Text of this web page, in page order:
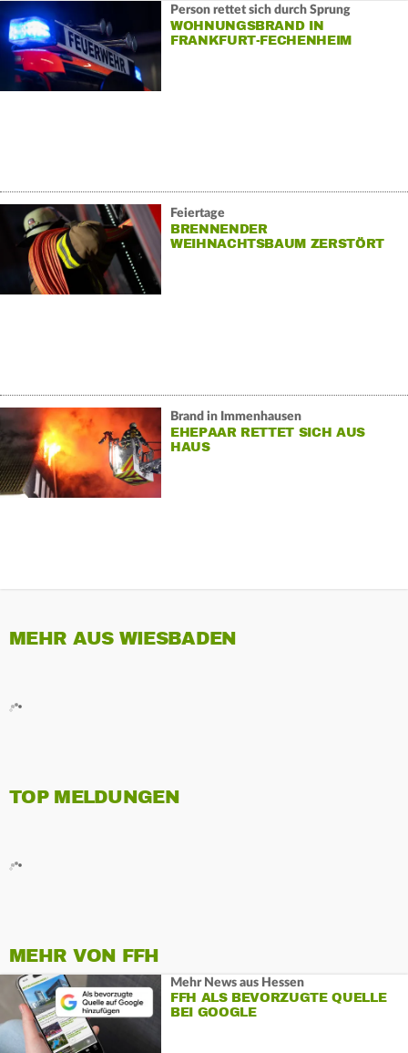
Person rettet sich durch Sprung
WOHNUNGSBRAND IN
FRANKFURT-FECHENHEIM
Feiertage
BRENNENDER
WEIHNACHTSBAUM ZERSTÖRT
Brand in Immenhausen
EHEPAAR RETTET SICH AUS
HAUS
MEHR AUS WIESBADEN
TOP MELDUNGEN
MEHR VON FFH
Mehr News aus Hessen
FFH ALS BEVORZUGTE QUELLE
BEI GOOGLE